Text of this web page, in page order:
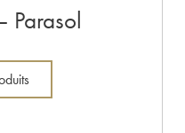
Parasol